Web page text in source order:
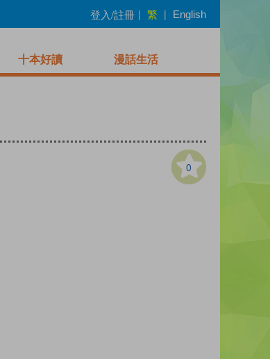
登入/註冊 | 繁 | English
十本好讀 漫話生活
0